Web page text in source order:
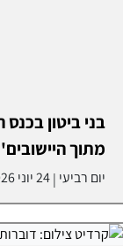
בני ביטון
מתוך
יום רביעי |24 יוני 2026